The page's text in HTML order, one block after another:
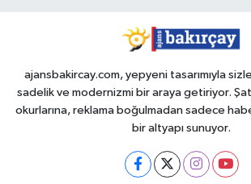
ajansbakircay.com, yepyeni tasarımıyla
sadelik ve modernizmi bir araya getiriyor.
okurlarına, reklama boğulmadan sadece
bir altyapı sunuyor.